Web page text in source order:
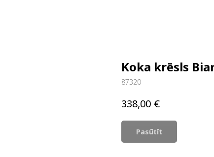
Koka krēsls
87320
338,00 €
Pasūtīt